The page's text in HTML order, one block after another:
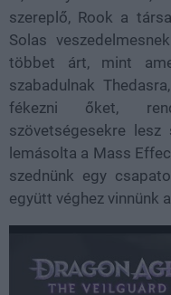
szereplő, Rook a
Solas
többet árt, mint
szabadulnak
fékezni őket,
szövetségesekre lesz
lemásolta a Mass
szednünk egy
együtt véghez vinnünk